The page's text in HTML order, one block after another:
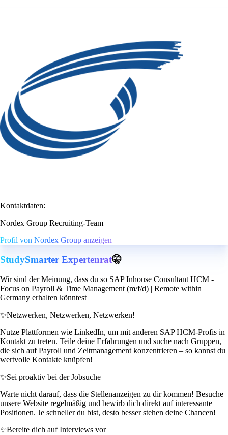
Kontaktdaten:
Nordex Group Recruiting-Team
Profil von Nordex Group anzeigen
StudySmarter Expertenrat🤫
Wir sind der Meinung, dass du so SAP Inhouse Consultant HCM -
Focus on Payroll & Time Management (m/f/d) | Remote within
Germany erhalten könntest
✨Netzwerken, Netzwerken, Netzwerken!
Nutze Plattformen wie LinkedIn, um mit anderen SAP HCM-Profis in
Kontakt zu treten. Teile deine Erfahrungen und suche nach Gruppen,
die sich auf Payroll und Zeitmanagement konzentrieren – so kannst du
wertvolle Kontakte knüpfen!
✨Sei proaktiv bei der Jobsuche
Warte nicht darauf, dass die Stellenanzeigen zu dir kommen! Besuche
unsere Website regelmäßig und bewirb dich direkt auf interessante
Positionen. Je schneller du bist, desto besser stehen deine Chancen!
✨Bereite dich auf Interviews vor